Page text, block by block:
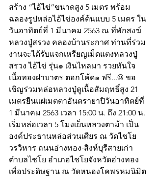
สร้าง “ไอ้ไข่”ขนาดสูง 5 เมตร พร้อม
ฉลองรูปหล่อไอ้ไข่องค์ต้นแบบ 5 เมตร ใน
วันอาทิตย์ที่ 1 มีนาคม 2563 ณ ที่พักสงฆ์
หลวงปู่สรวง คลองบ้านระกาศ ท่านที่ร่วม
งานจะได้รับแจกเหรียญเม็ดแตงหลวงปู่
สรวง ไอ้ไข่ รุ่น๑ เงินไหลมา รวยทันใจ
เนื้อทองฝาบาตร ตอกโค้ด๑ ฟรี...@ ขอ
เชิญร่วมหล่อหลวงปู่ดูเนื้อสัมฤทธิ์สูง 21
เมตรยืนแผ่เมตตาอันตรายาปิวันอาทิตย์ที่
1 มีนาคม 2563 เวลา 15:00 น. ถึง 21:00 น.
เริ่มหล่อเวลา 5 โมงเย็นหลวงตาม้า เป็น
องค์ประธานหล่อส่วนเศียร ณ วัดไชโย
วรวิหาร ถนนอ่างทอง-สิงห์บุรีสายเก่า
ตำบลไชโย อำเภอไชโยจังหวัดอ่างทอง
เพื่อประดิษฐาน ณ วัดหนองโคพรหมนิมิต